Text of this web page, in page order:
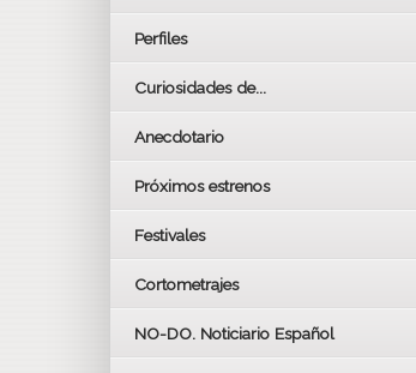
Perfiles
Curiosidades de...
Anecdotario
Próximos estrenos
Festivales
LOS OSCARS
Cortometrajes
NO-DO. Noticiario Español